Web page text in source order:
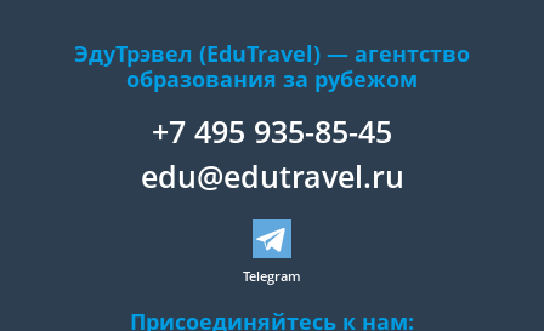
ЭдуТрэвел (EduTravel) — агентство
образования за рубежом
+7 495 935-85-45
edu@edutravel.ru
Telegram
Присоединяйтесь к нам: